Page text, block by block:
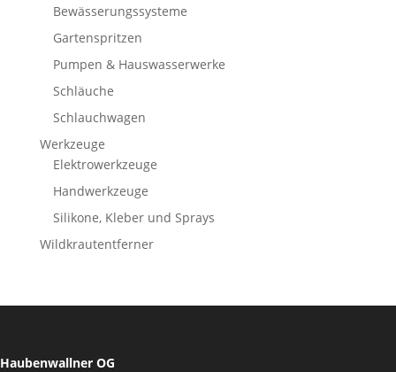
Bewässerungssysteme
Gartenspritzen
Pumpen & Hauswasserwerke
Schläuche
Schlauchwagen
Werkzeuge
Elektrowerkzeuge
Handwerkzeuge
Silikone, Kleber und Sprays
Wildkrautentferner
Haubenwallner OG